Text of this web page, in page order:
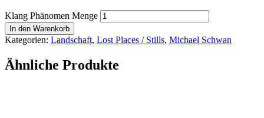
Klang Phänomen Menge
In den Warenkorb
Kategorien: Landschaft, Lost Places / Stills, Michael Schwan
Ähnliche Produkte